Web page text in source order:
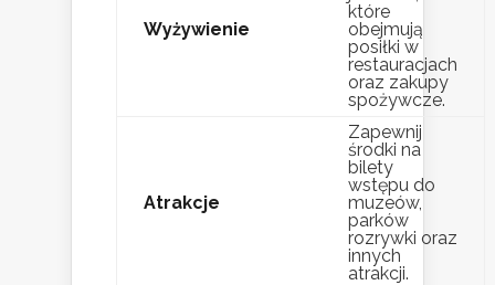
Wyżywienie
które
obejmują
posiłki w
restauracjach
oraz zakupy
spożywcze.
Atrakcje
Zapewnij
środki na
bilety
wstępu do
muzeów,
parków
rozrywki oraz
innych
atrakcji.